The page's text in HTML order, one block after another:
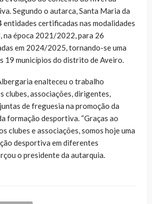
Segundo o autarca, Santa Maria da
entidades certificadas nas modalidades
na época 2021/2022, para 26
em 2024/2025, tornando-se uma
19 municípios do distrito de Aveiro.
enalteceu o trabalho
clubes, associações, dirigentes,
de freguesia na promoção da
formação desportiva. “Graças ao
clubes e associações, somos hoje uma
desportiva em diferentes
o presidente da autarquia.